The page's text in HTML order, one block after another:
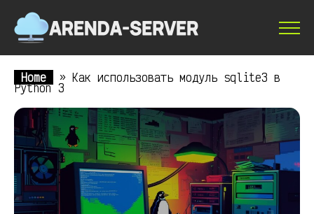
Home » Как использовать модуль sqlite3 в
Python 3